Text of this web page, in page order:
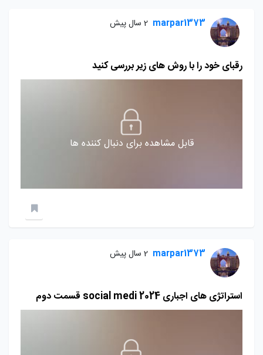
marpar1373 2 سال پیش
رقبای خود را با روش های زیر بررسی کنید
قابل مشاهده برای دنبال کننده ها
marpar1373 2 سال پیش
استراتژی های اجباری social medi 2024 قسمت دوم